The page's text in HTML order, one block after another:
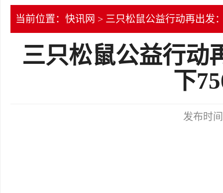
当前位置： 快讯网 > 三只松鼠公益行动再出发
三只松鼠公益行动
下
发布时